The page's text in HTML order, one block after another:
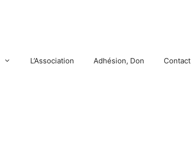
L’Association Adhésion, Don Contact